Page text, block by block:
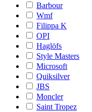
Barbour
Wmf
Filippa K
OPI
Haglöfs
Style Masters
Microsoft
Quiksilver
JBS
Moncler
Saint Tropez